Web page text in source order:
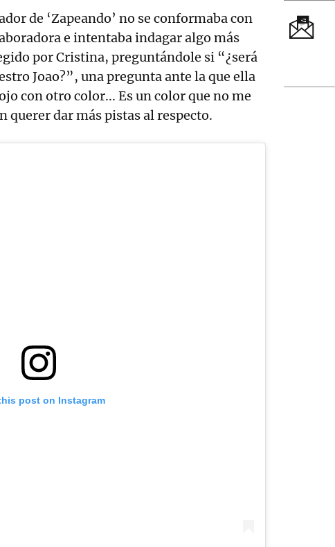
de ‘Zapeando’ no se conformaba con
e intentaba indagar algo más
por Cristina, preguntándole si “¿será
Joao?”, una pregunta ante la que ella
con otro color... Es un color que no me
querer dar más pistas al respecto.
post on Instagram